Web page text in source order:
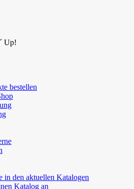
Up!
bestellen
in den aktuellen Katalogen
Katalog an